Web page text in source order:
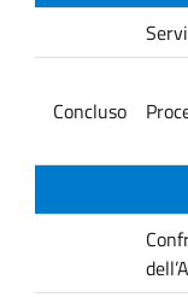
Concluso